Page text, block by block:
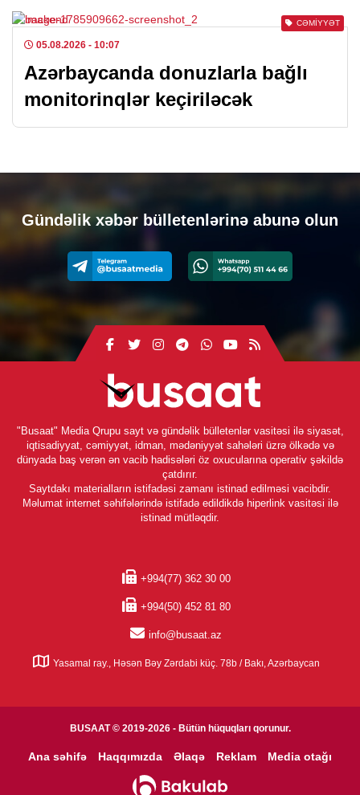
CƏMIYYƏT
05.08.2026 - 10:07
Azərbaycanda donuzlarla bağlı
monitorinqlər keçiriləcək
Gündəlik xəbər bülletenlərinə abunə olun
"Busaat" Media Qrupu sayt və gündəlik bülletenlər vasitəsi ilə siyasət,
iqtisadiyyat, cəmiyyət, idman, mədəniyyət sahələri üzrə ölkədə və
dünyada baş verən ən vacib hadisələri öz oxucularına operativ şəkildə
çatdırır.
Saytdakı materialların istifadəsi zamanı istinad edilməsi vacibdir.
Məlumat internet səhifələrində istifadə edildikdə hiperlink vasitəsi ilə
istinad mütləqdir.
+994(77) 362 30 00
+994(50) 452 81 80
info@busaat.az
Yasamal ray., Həsən Bəy Zərdabi küç. 78b / Bakı, Azərbaycan
BUSAAT © 2019-2026 - Bütün hüquqları qorunur.
Ana səhifə Haqqımızda Əlaqə Reklam Media otağı